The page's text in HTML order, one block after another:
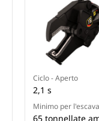
Ciclo - Aperto
2,1 s
Minimo per
65 tonnellate